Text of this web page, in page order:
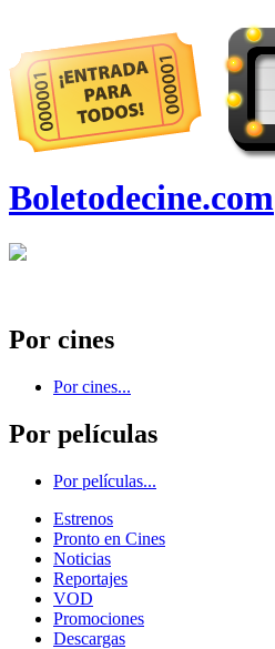
Boletodecine.com
Por cines
Por cines...
Por películas
Por películas...
Estrenos
Pronto en Cines
Noticias
Reportajes
VOD
Promociones
Descargas